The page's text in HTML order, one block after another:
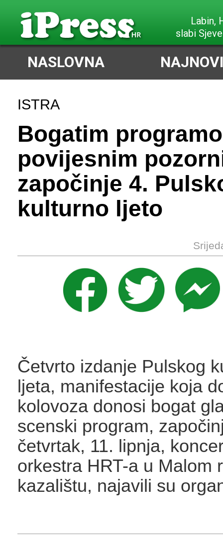
Labin,
slabi
NASLOVNA
ISTRA
Bogatim
povijesnim
započinje 4.
kulturno ljeto
Četvrto izdanje Pulskog
ljeta, manifestacije koja
kolovoza donosi bogat
scenski program,
četvrtak, 11. lipnja,
orkestra HRT-a u Malom
kazalištu, najavili su